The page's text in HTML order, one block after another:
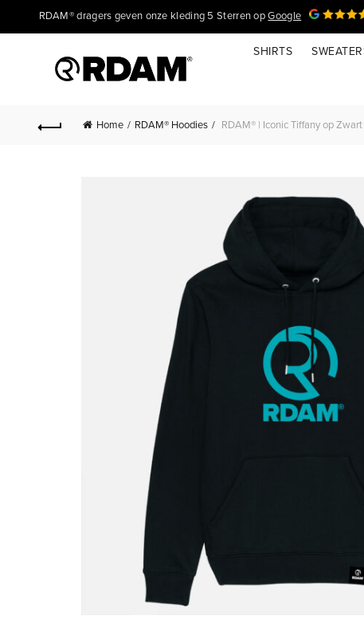
RDAM® dragers geven onze kleding 5 Sterren opGoogle
SHIRTS
Home RDAM® Hoodies RDAM® | Iconic Tiffany op